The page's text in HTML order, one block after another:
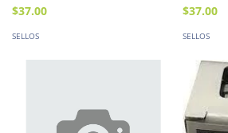
$37.00
SELLOS
$37.00
SELLOS